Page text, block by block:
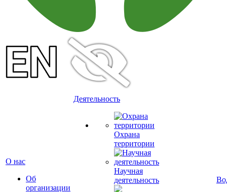
О нас
Об
организации
Деятельность
Охрана
территории
Научная
деятельность